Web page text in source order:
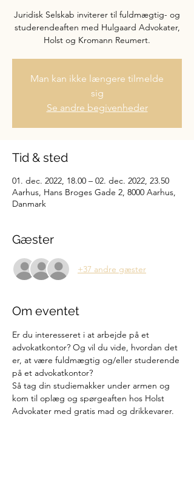
Juridisk Selskab inviterer til fuldmægtig- og
studerendeaften med Hulgaard Advokater,
Holst og Kromann Reumert.
Man kan ikke længere tilmelde
sig
Se andre begivenheder
Tid & sted
01. dec. 2022, 18.00 – 02. dec. 2022, 23.50
Aarhus, Hans Broges Gade 2, 8000 Aarhus,
Danmark
Gæster
+37 andre gæster
Om eventet
Er du interesseret i at arbejde på et
advokatkontor? Og vil du vide, hvordan det
er, at være fuldmægtig og/eller studerende
på et advokatkontor?
Så tag din studiemakker under armen og
kom til oplæg og spørgeaften hos Holst
Advokater med gratis mad og drikkevarer.